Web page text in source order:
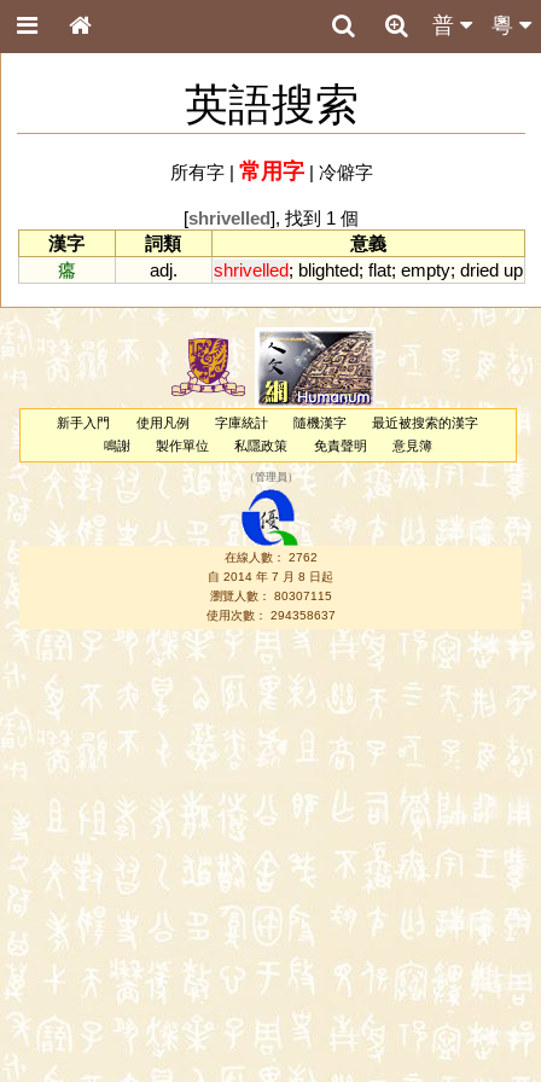
粵
普
英語搜索
所有字| 常用字| 冷僻字
[shrivelled], 找到 1 個
漢字
詞類
意義
癟
adj. shrivelled; blighted; flat; empty; dried up
新手入門 使用凡例 字庫統計 隨機漢字
最近被搜索的漢字
鳴謝
製作單位 私隱政策 免責聲明 意見簿
（管理員 ）
在線人數： 2762
自 2014 年 7 月 8 日起
瀏覽人數： 80307115
使用次數： 294358637